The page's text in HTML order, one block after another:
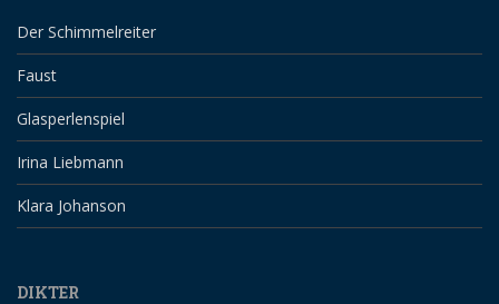
Der Schimmelreiter
Faust
Glasperlenspiel
Irina Liebmann
Klara Johanson
DIKTER